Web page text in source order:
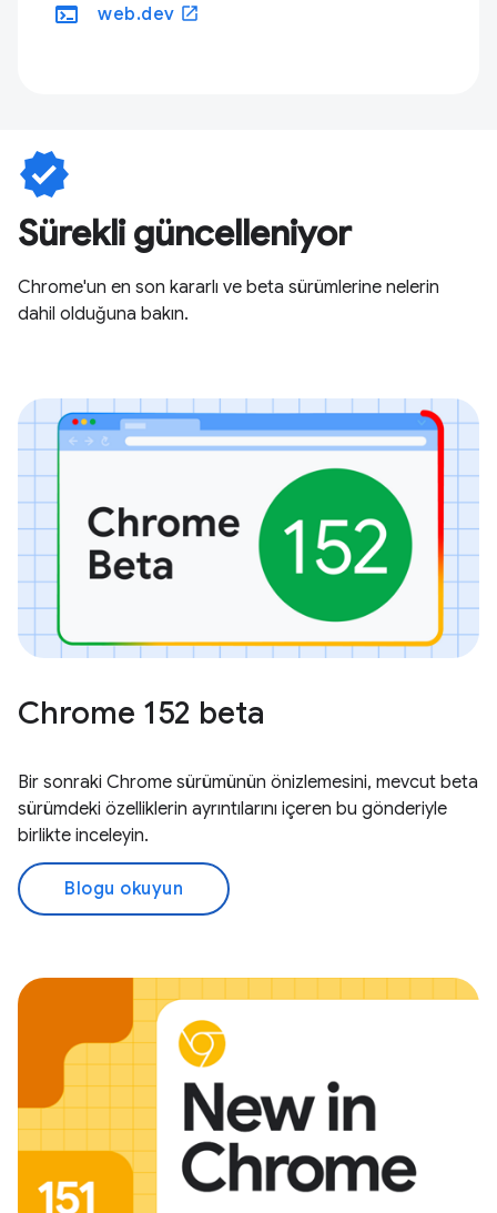
terminal web.dev open_in_new
verified
Sürekli güncelleniyor
Chrome'un en son kararlı ve beta sürümlerine nelerin
dahil olduğuna bakın.
Chrome 152 beta
Bir sonraki Chrome sürümünün önizlemesini, mevcut beta
sürümdeki özelliklerin ayrıntılarını içeren bu gönderiyle
birlikte inceleyin.
Blogu okuyun